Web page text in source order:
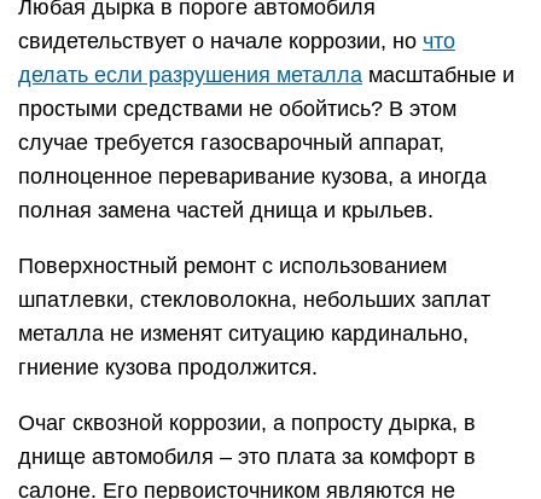
Любая дырка в пороге автомобиля
свидетельствует о начале коррозии, но что
делать если разрушения металла масштабные и
простыми средствами не обойтись? В этом
случае требуется газосварочный аппарат,
полноценное переваривание кузова, а иногда
полная замена частей днища и крыльев.
Поверхностный ремонт с использованием
шпатлевки, стекловолокна, небольших заплат
металла не изменят ситуацию кардинально,
гниение кузова продолжится.
Очаг сквозной коррозии, а попросту дырка, в
днище автомобиля – это плата за комфорт в
салоне. Его первоисточником являются не